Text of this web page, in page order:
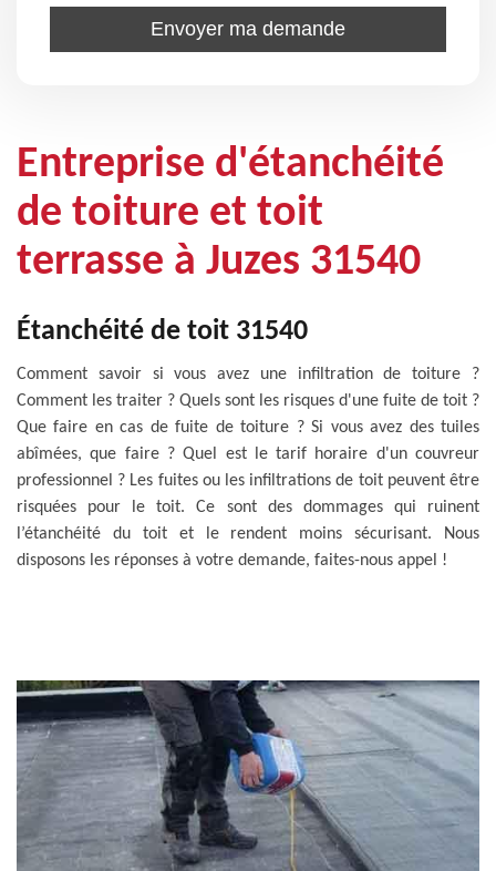
Entreprise d'étanchéité
de toiture et toit
terrasse à Juzes 31540
Étanchéité de toit 31540
Comment savoir si vous avez une infiltration de toiture ?
Comment les traiter ? Quels sont les risques d'une fuite de toit ?
Que faire en cas de fuite de toiture ? Si vous avez des tuiles
abîmées, que faire ? Quel est le tarif horaire d'un couvreur
professionnel ? Les fuites ou les infiltrations de toit peuvent être
risquées pour le toit. Ce sont des dommages qui ruinent
l’étanchéité du toit et le rendent moins sécurisant. Nous
disposons les réponses à votre demande, faites-nous appel !